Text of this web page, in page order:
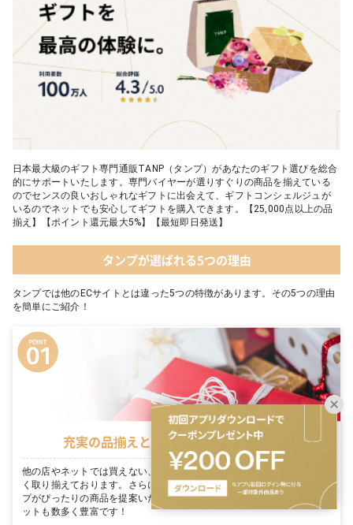
日本最大級のギフト専門通販TANP（タンプ）があなたのギフト選びを総合
的にサポートいたします。専門バイヤーが選りすぐりの商品を揃えている
のでセンスの良いおしゃれなギフトに出会えて、ギフトコンシェルジュが
いるのでネットでも安心してギフトを購入できます。【25,000点以上の品
揃え】【ポイント還元最大5%】【最短即日発送】
タンプが選ばれる5つの理由
タンプでは他のECサイトとは違った5つの特徴があります。その5つの理由
を簡単にご紹介！
充実の品揃えとタンプ限定セットが豊富
他の店やネットでは買えない、各メーカーがこだわり抜いた商品を数多
く取り揃えております。さらに、お客様のギフトシーンに合わせてタン
プがぴったりの商品を提案いたします。シーン毎に適切なタンプ限定セ
ットも数多く豊富です！